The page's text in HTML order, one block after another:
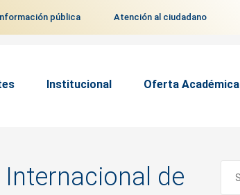
pública Atención al ciudadano
Institucional Oferta Académica
de